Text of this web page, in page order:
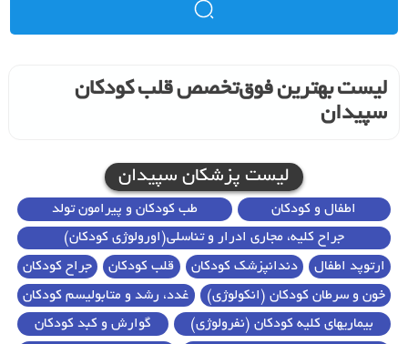
لیست بهترین فوق‌تخصص قلب کودکان
سپیدان
لیست پزشکان سپیدان
اطفال و کودکان
طب کودکان و پیرامون تولد
جراح کلیه، مجاری ادرار و تناسلی(اورولوژی کودکان)
ارتوپد اطفال
دندانپزشک کودکان قلب کودکان
جراح کودکان
خون و سرطان کودکان (انکولوژی)
غدد، رشد و متابولیسم کودکان
بیماریهای کلیه کودکان (نفرولوژی)
گوارش و کبد کودکان